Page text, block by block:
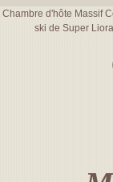
Chambre d'hôte Massif
ski de Super